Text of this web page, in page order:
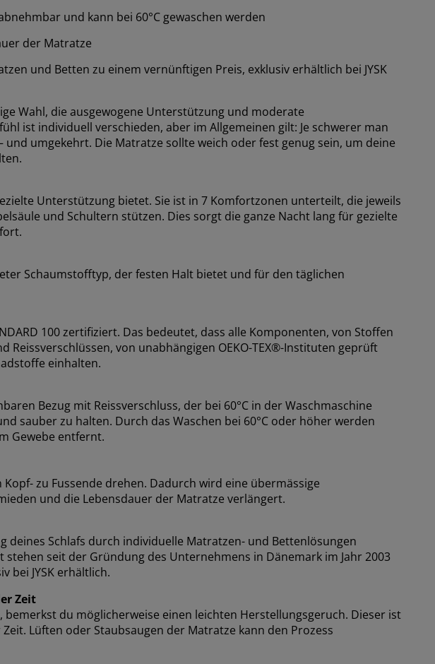
und kann bei 60°C gewaschen werden
der Matratze
und Betten zu einem vernünftigen Preis, exklusiv erhältlich bei JYSK
Wahl, die ausgewogene Unterstützung und moderate
ist individuell verschieden, aber im Allgemeinen gilt: Je schwerer man
umgekehrt. Die Matratze sollte weich oder fest genug sein, um deine
Unterstützung bietet. Sie ist in 7 Komfortzonen unterteilt, die jeweils
und Schultern stützen. Dies sorgt die ganze Nacht lang für gezielte
Schaumstofftyp, der festen Halt bietet und für den täglichen
100 zertifiziert. Das bedeutet, dass alle Komponenten, von Stoffen
Reissverschlüssen, von unabhängigen OEKO-TEX®-Instituten geprüft
einhalten.
Bezug mit Reissverschluss, der bei 60°C in der Waschmaschine
sauber zu halten. Durch das Waschen bei 60°C oder höher werden
Gewebe entfernt.
zu Fussende drehen. Dadurch wird eine übermässige
und die Lebensdauer der Matratze verlängert.
deines Schlafs durch individuelle Matratzen- und Bettenlösungen
seit der Gründung des Unternehmens in Dänemark im Jahr 2003
bei JYSK erhältlich.
Zeit
du möglicherweise einen leichten Herstellungsgeruch. Dieser ist
Lüften oder Staubsaugen der Matratze kann den Prozess